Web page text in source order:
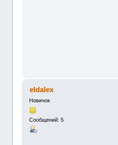
eldalex
Новичок
Сообщений: 5